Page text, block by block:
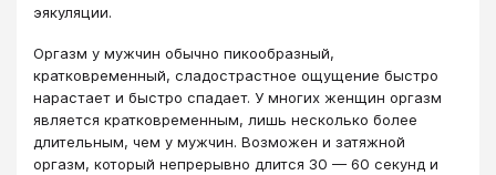
эякуляции.
Оргазм у мужчин обычно пикообразный,
кратковременный, сладострастное ощущение быстро
нарастает и быстро спадает. У многих женщин оргазм
является кратковременным, лишь несколько более
длительным, чем у мужчин. Возможен и затяжной
оргазм, который непрерывно длится 30 — 60 секунд и